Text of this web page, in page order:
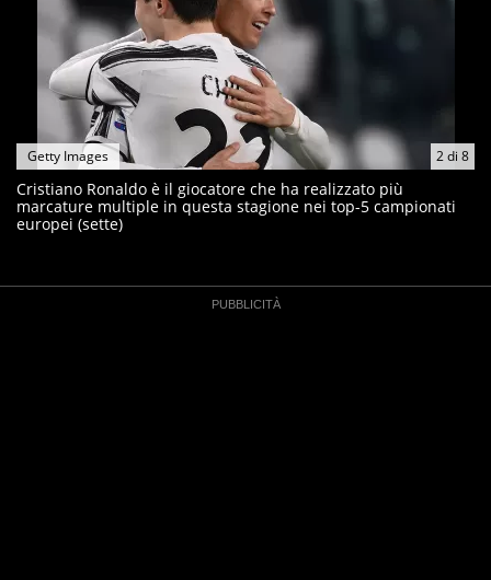
2di 8
Getty Images
Cristiano Ronaldo è il giocatore che ha realizzato più
marcature multiple in questa stagione nei top-5 campionati
europei (sette)